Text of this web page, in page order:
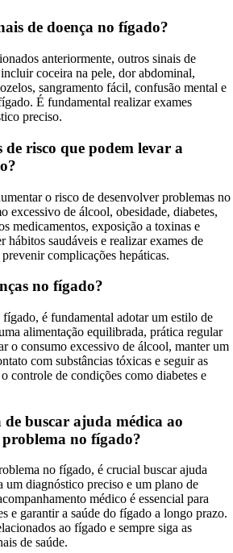
de doença no fígado?
anteriormente, outros sinais de
coceira na pele, dor abdominal,
sangramento fácil, confusão mental e
É fundamental realizar exames
preciso.
de risco que podem levar a
o risco de desenvolver problemas no
excessivo de álcool, obesidade, diabetes,
medicamentos, exposição a toxinas e
hábitos saudáveis e realizar exames de
complicações hepáticas.
no fígado?
é fundamental adotar um estilo de
alimentação equilibrada, prática regular
o consumo excessivo de álcool, manter um
com substâncias tóxicas e seguir as
controle de condições como diabetes e
buscar ajuda médica ao
no fígado?
no fígado, é crucial buscar ajuda
um diagnóstico preciso e um plano de
médico é essencial para
e garantir a saúde do fígado a longo prazo.
ao fígado e sempre siga as
de saúde.